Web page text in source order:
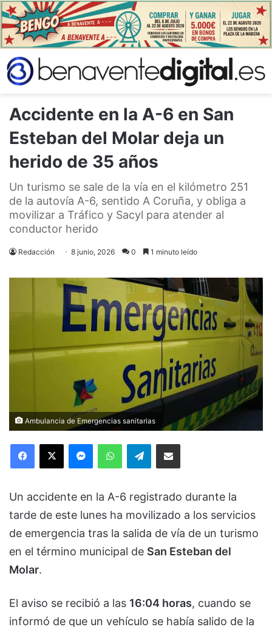
Accidente en la A-6 en San
Esteban del Molar deja un
herido de 35 años
Un turismo se sale de la vía en el kilómetro 251
de la autovía A-6, sentido A Coruña, y obliga a
movilizar a Tráfico y Sacyl para atender al
conductor herido
Redacción 8 junio, 2026 0 1 minuto leído
Ambulancia de Emergencias sanitarias
Facebook
X MessengerWhatsAppTelegramCompartir via Email
Un accidente en la A-6 registrado durante la
tarde de este lunes ha movilizado a los servicios
de emergencia tras la salida de vía de un turismo
en el término municipal de San Esteban del
Molar.
El aviso se recibió a las 16:04 horas, cuando se
informó de que un vehículo se había salido de la